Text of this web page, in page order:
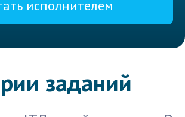
исполнителем
заданий